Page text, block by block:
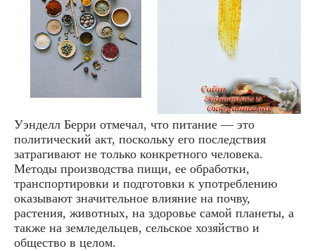
Уэнделл Берри отмечал, что питание — это
политический акт, поскольку его последствия
затрагивают не только конкретного человека.
Методы производства пищи, ее обработки,
транспортировки и подготовки к употреблению
оказывают значительное влияние на почву,
растения, животных, на здоровье самой планеты, а
также на земледельцев, сельское хозяйство и
общество в целом.